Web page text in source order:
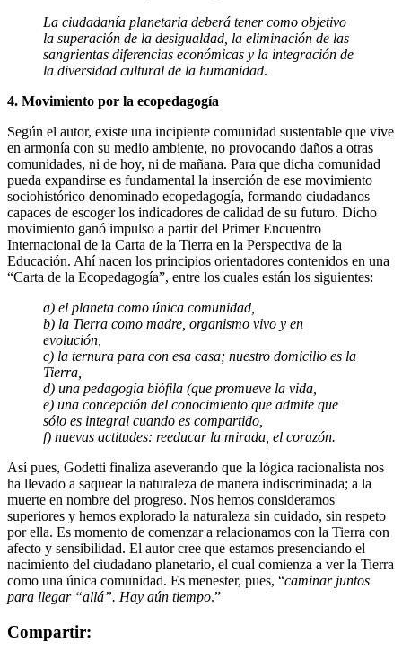
La ciudadanía planetaria deberá tener como objetivo
la superación de la desigualdad, la eliminación de las
sangrientas diferencias económicas y la integración de
la diversidad cultural de la humanidad.
4. Movimiento por la ecopedagogía
Según el autor, existe una incipiente comunidad sustentable que vive
en armonía con su medio ambiente, no provocando daños a otras
comunidades, ni de hoy, ni de mañana. Para que dicha comunidad
pueda expandirse es fundamental la inserción de ese movimiento
sociohistórico denominado ecopedagogía, formando ciudadanos
capaces de escoger los indicadores de calidad de su futuro. Dicho
movimiento ganó impulso a partir del Primer Encuentro
Internacional de la Carta de la Tierra en la Perspectiva de la
Educación. Ahí nacen los principios orientadores contenidos en una
“Carta de la Ecopedagogía”, entre los cuales están los siguientes:
a) el planeta como única comunidad,
b) la Tierra como madre, organismo vivo y en
evolución,
c) la ternura para con esa casa; nuestro domicilio es la
Tierra,
d) una pedagogía biófila (que promueve la vida,
e) una concepción del conocimiento que admite que
sólo es integral cuando es compartido,
f) nuevas actitudes: reeducar la mirada, el corazón.
Así pues, Godetti finaliza aseverando que la lógica racionalista nos
ha llevado a saquear la naturaleza de manera indiscriminada; a la
muerte en nombre del progreso. Nos hemos consideramos
superiores y hemos explorado la naturaleza sin cuidado, sin respeto
por ella. Es momento de comenzar a relacionamos con la Tierra con
afecto y sensibilidad. El autor cree que estamos presenciando el
nacimiento del ciudadano planetario, el cual comienza a ver la Tierra
como una única comunidad. Es menester, pues, “caminar juntos
para llegar “allá”. Hay aún tiempo.”
Compartir: